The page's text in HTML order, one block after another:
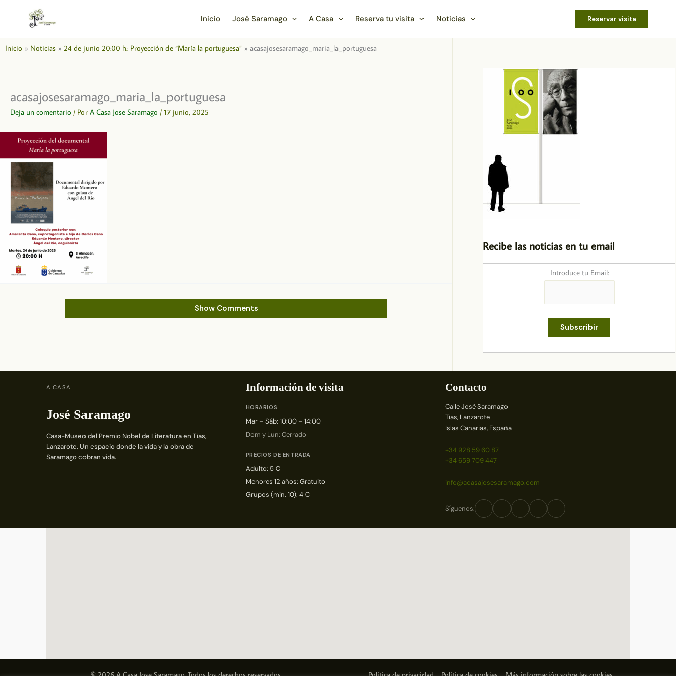
contenido
Inicio José Saramago A Casa Reserva tu visita Noticias Reservar visita
Inicio Noticias 24 de junio 20:00 h.: Proyección de “María la portuguesa” acasajosesaramago_maria_la_portuguesa
acasajosesaramago_maria_la_portuguesa
Deja un comentario / Por A Casa Jose Saramago / 17 junio, 2025
Show Comments
Recibe las noticias en tu email
Introduce tu Email:
A CASA
José Saramago
Casa-Museo del Premio Nobel de Literatura en Tías,
Lanzarote. Un espacio donde la vida y la obra de
Saramago cobran vida.
Información de visita
HORARIOS
Mar – Sáb: 10:00 – 14:00
Dom y Lun: Cerrado
PRECIOS DE ENTRADA
Adulto: 5 €
Menores 12 años: Gratuito
Grupos (min. 10): 4 €
Contacto
Calle José Saramago
Tías, Lanzarote
Islas Canarias, España
+34 928 59 60 87
+34 659 709 447
info@acasajosesaramago.com
Síguenos: